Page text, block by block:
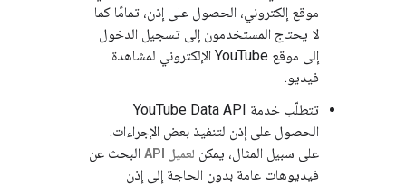
موقع إلكتروني، الحصول على إذن، تمامًا كما
لا يحتاج المستخدمون إلى تسجيل الدخول
إلى موقع YouTube الإلكتروني لمشاهدة
فيديو.
تتطلّب خدمة YouTube Data API
الحصول على إذن لتنفيذ بعض الإجراءات.
على سبيل المثال، يمكن لعميل API
البحث عن
فيديوهات عامة بدون الحاجة إلى إذن